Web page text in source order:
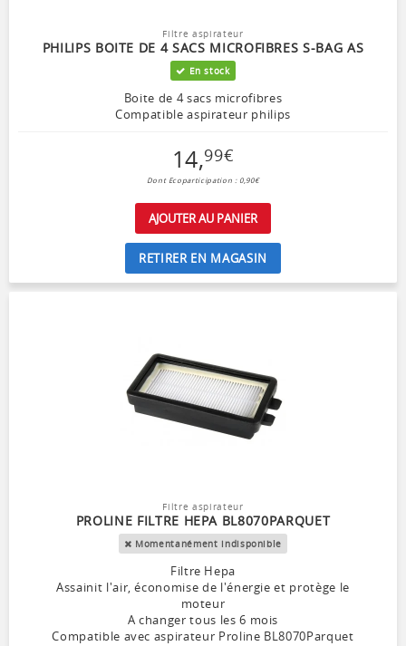
Filtre aspirateur
PHILIPS BOITE DE 4 SACS MICROFIBRES S-BAG AS
En stock
Boite de 4 sacs microfibres
Compatible aspirateur philips
14,99€
Dont Ecoparticipation : 0,90€
AJOUTER AU PANIER
RETIRER EN MAGASIN
Filtre aspirateur
PROLINE FILTRE HEPA BL8070PARQUET
Momentanément indisponible
Filtre Hepa
Assainit l'air, économise de l'énergie et protège le
moteur
A changer tous les 6 mois
Compatible avec aspirateur Proline BL8070Parquet